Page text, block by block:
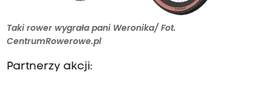
Taki rower wygrała pani Weronika/ Fot.
CentrumRowerowe.pl
Partnerzy akcji: